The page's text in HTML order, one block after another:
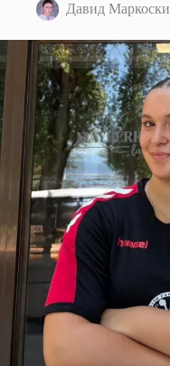
Давид Маркоски